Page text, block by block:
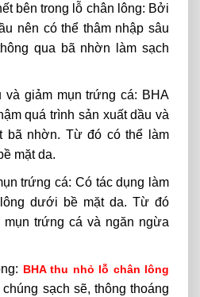
bên trong lỗ chân lông: Bởi
nên có thể thâm nhập sâu
qua bã nhờn làm sạch
và giảm mụn trứng cá: BHA
quá trình sản xuất dầu và
bã nhờn. Từ đó có thể làm
mặt da.
trứng cá: Có tác dụng làm
dưới bề mặt da. Từ đó
trứng cá và ngăn ngừa
BHA thu nhỏ lỗ chân lông
sạch sẽ, thông thoáng